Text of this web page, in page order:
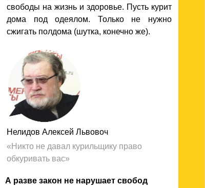
свободы на жизнь и здоровье. Пусть курит
дома под одеялом. Только не нужно
сжигать полдома (шутка, конечно же).
Нелидов Алексей Львовоч
«Никто не давал курильщику право
обкуривать вас»
А разве закон не нарушает свобод